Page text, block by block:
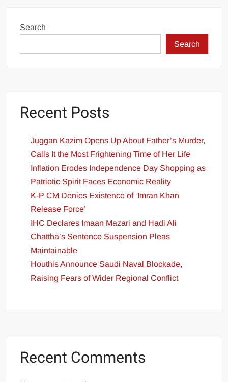
Search
Search
Recent Posts
Juggan Kazim Opens Up About Father’s Murder,
Calls It the Most Frightening Time of Her Life
Inflation Erodes Independence Day Shopping as
Patriotic Spirit Faces Economic Reality
K-P CM Denies Existence of ‘Imran Khan
Release Force’
IHC Declares Imaan Mazari and Hadi Ali
Chattha’s Sentence Suspension Pleas
Maintainable
Houthis Announce Saudi Naval Blockade,
Raising Fears of Wider Regional Conflict
Recent Comments